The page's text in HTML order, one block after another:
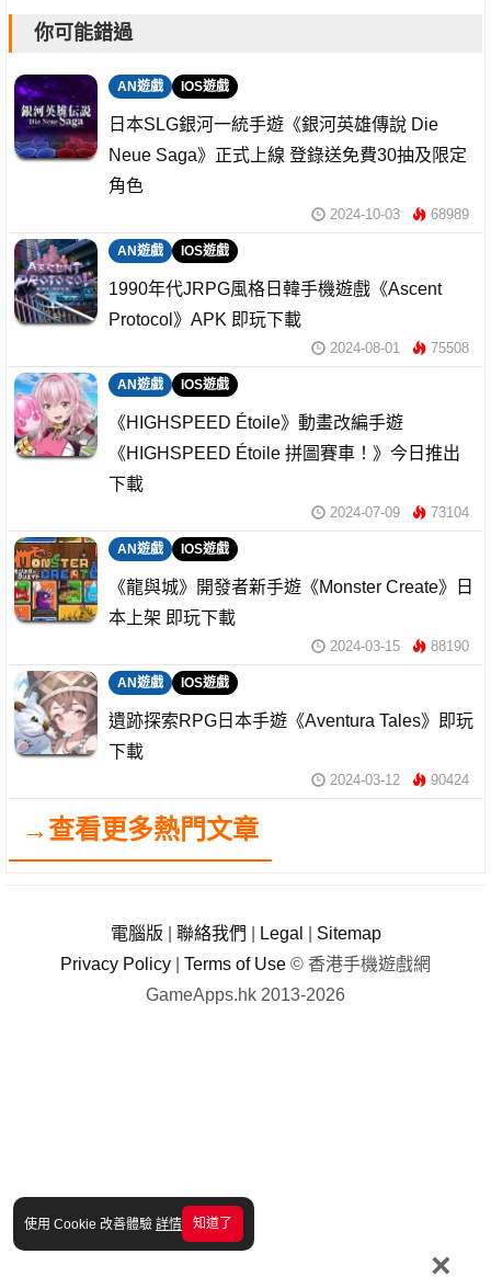
使用 Cookie 改善體驗 詳情 知道了
×
你可能錯過
AN遊戲 IOS遊戲
日本SLG銀河一統手遊《銀河英雄傳說 Die
Neue Saga》正式上線 登錄送免費30抽及限定
角色
2024-10-03 68989
AN遊戲 IOS遊戲
1990年代JRPG風格日韓手機遊戲《Ascent
Protocol》APK 即玩下載
2024-08-01 75508
AN遊戲 IOS遊戲
《HIGHSPEED Étoile》動畫改編手遊
《HIGHSPEED Étoile 拼圖賽車！》今日推出
下載
2024-07-09 73104
AN遊戲 IOS遊戲
《龍與城》開發者新手遊《Monster Create》日
本上架 即玩下載
2024-03-15 88190
AN遊戲 IOS遊戲
遺跡探索RPG日本手遊《Aventura Tales》即玩
下載
2024-03-12 90424
→查看更多熱門文章
電腦版 聯絡我們 Legal
Sitemap
Privacy Policy
Terms of Use © 香港手機遊戲網
GameApps.hk 2013-2026